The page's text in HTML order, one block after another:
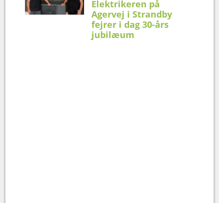
Elektrikeren på
Agervej i Strandby
fejrer i dag 30-års
jubilæum